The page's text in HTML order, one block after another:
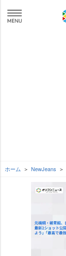
ホーム NewJeans